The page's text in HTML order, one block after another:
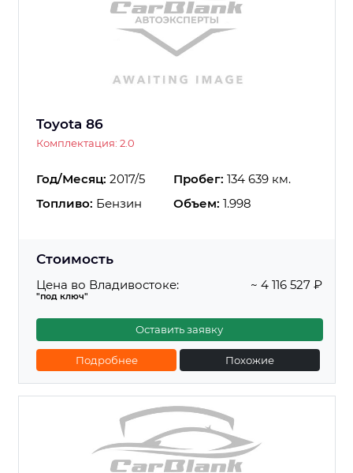
Toyota 86
Комплектация: 2.0
Год/Месяц: 2017/5 Пробег: 134 639 км.
Топливо: Бензин Объем: 1.998
Стоимость
Цена во Владивостоке:
"под ключ"
~ 4 116 527 ₽
Оставить заявку
Подробнее Похожие